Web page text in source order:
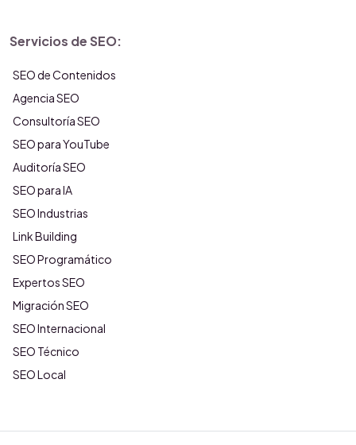
Servicios de SEO:
SEO de Contenidos
Agencia SEO
Consultoría SEO
SEO para YouTube
Auditoría SEO
SEO para IA
SEO Industrias
Link Building
SEO Programático
Expertos SEO
Migración SEO
SEO Internacional
SEO Técnico
SEO Local